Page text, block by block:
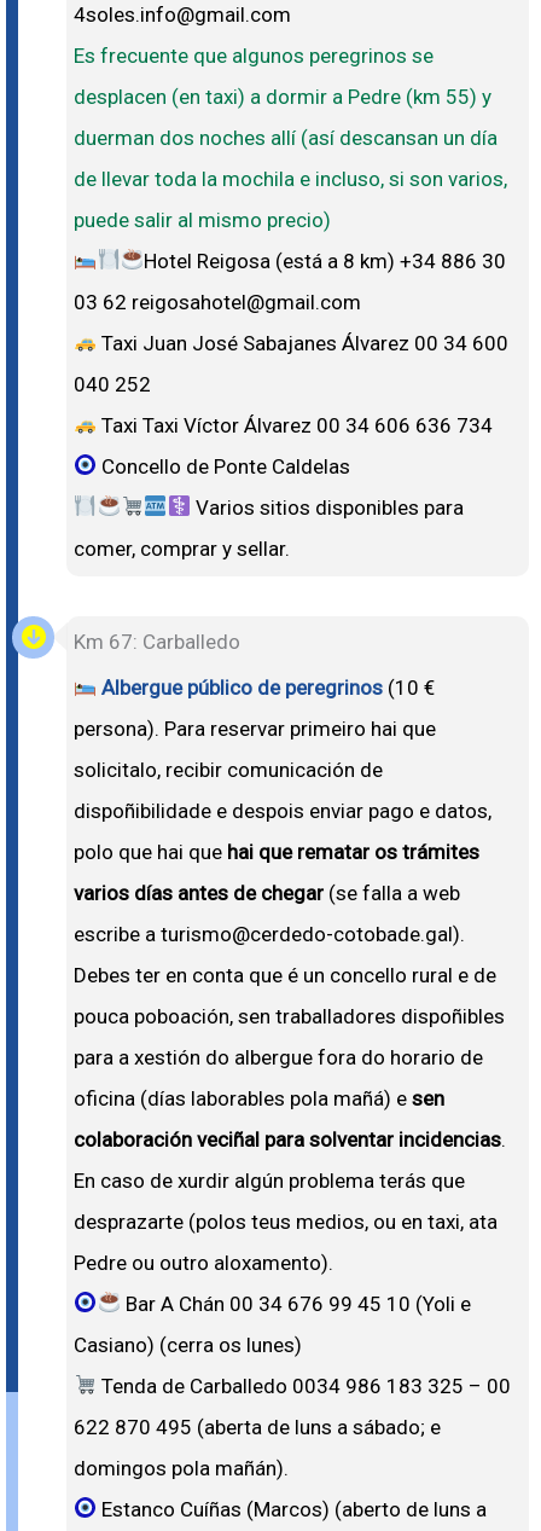
4soles.info@gmail.com
Es frecuente que algunos peregrinos se
desplacen (en taxi) a dormir a Pedre (km 55) y
duerman dos noches allí (así descansan un día
de llevar toda la mochila e incluso, si son varios,
puede salir al mismo precio)
Hotel Reigosa (está a 8 km) +34 886 30
03 62 reigosahotel@gmail.com
Taxi Juan José Sabajanes Álvarez 00 34 600
040 252
Taxi Taxi Víctor Álvarez 00 34 606 636 734
Concello de Ponte Caldelas
Varios sitios disponibles para
comer, comprar y sellar.
Km 67: Carballedo
Albergue público de peregrinos (10 €
persona). Para reservar primeiro hai que
solicitalo, recibir comunicación de
dispoñibilidade e despois enviar pago e datos,
polo que hai que hai que rematar os trámites
varios días antes de chegar (se falla a web
escribe a turismo@cerdedo-cotobade.gal).
Debes ter en conta que é un concello rural e de
pouca poboación, sen traballadores dispoñibles
para a xestión do albergue fora do horario de
oficina (días laborables pola mañá) e sen
colaboración veciñal para solventar incidencias.
En caso de xurdir algún problema terás que
desprazarte (polos teus medios, ou en taxi, ata
Pedre ou outro aloxamento).
Bar A Chán 00 34 676 99 45 10 (Yoli e
Casiano) (cerra os lunes)
Tenda de Carballedo 0034 986 183 325 – 00
622 870 495 (aberta de luns a sábado; e
domingos pola mañán).
Estanco Cuíñas (Marcos) (aberto de luns a